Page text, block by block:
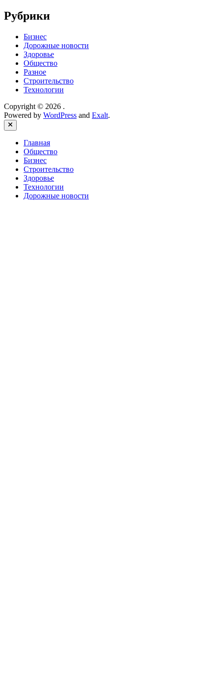
Рубрики
Бизнес
Дорожные новости
Здоровье
Общество
Разное
Строительство
Технологии
Copyright © 2026 .
Powered by WordPress and Exalt.
Close
Главная
Общество
Бизнес
Строительство
Здоровье
Технологии
Дорожные новости